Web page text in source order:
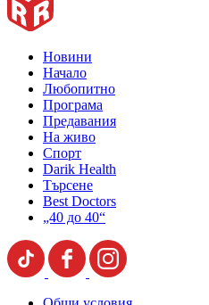
Новини
Начало
Любопитно
Програма
Предавания
На живо
Спорт
Darik Health
Търсене
Best Doctors
„40 до 40“